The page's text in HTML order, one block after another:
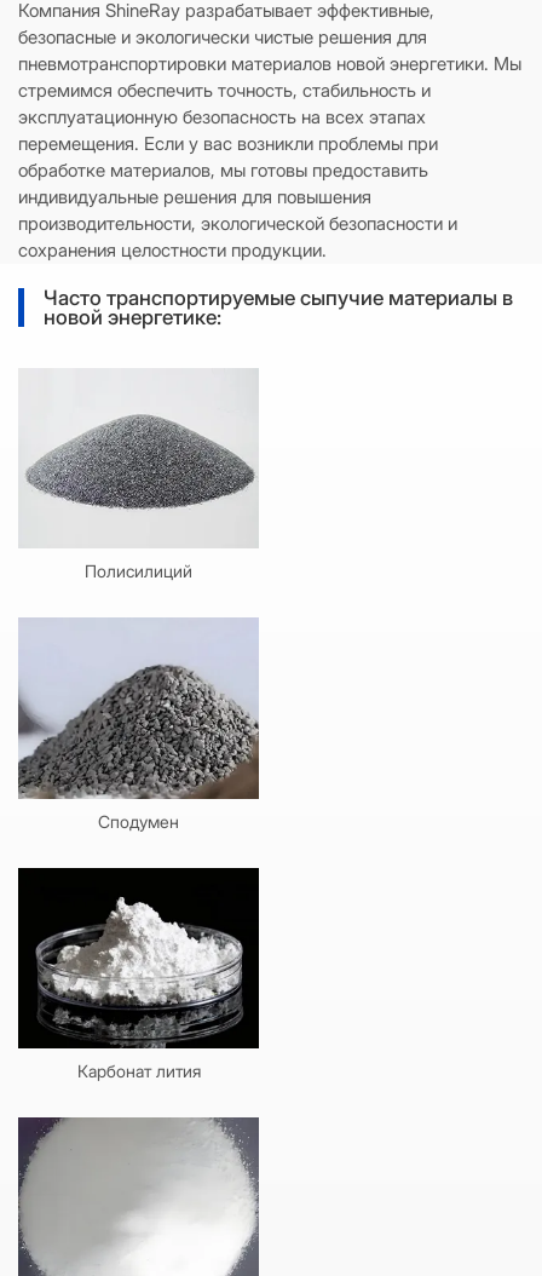
Компания ShineRay разрабатывает эффективные,
безопасные и экологически чистые решения для
пневмотранспортировки материалов новой энергетики. Мы
стремимся обеспечить точность, стабильность и
эксплуатационную безопасность на всех этапах
перемещения. Если у вас возникли проблемы при
обработке материалов, мы готовы предоставить
индивидуальные решения для повышения
производительности, экологической безопасности и
сохранения целостности продукции.
Часто транспортируемые сыпучие материалы в
новой энергетике:
Полисилиций
Сподумен
Карбонат лития